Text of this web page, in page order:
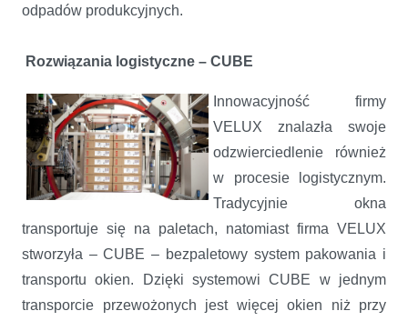
odpadów produkcyjnych.
Rozwiązania logistyczne – CUBE
Innowacyjność firmy
VELUX znalazła swoje
odzwierciedlenie również
w procesie logistycznym.
Tradycyjnie okna
transportuje się na paletach, natomiast firma VELUX
stworzyła – CUBE – bezpaletowy system pakowania i
transportu okien. Dzięki systemowi CUBE w jednym
transporcie przewożonych jest więcej okien niż przy